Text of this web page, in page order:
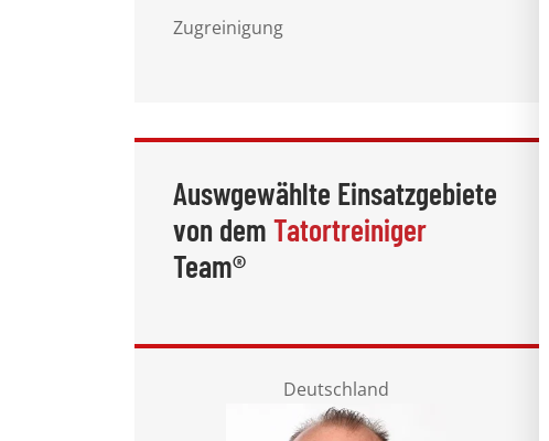
Zugreinigung
Auswgewählte Einsatzgebiete
von dem Tatortreiniger
Team®
Deutschland